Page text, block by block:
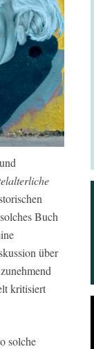
Buch
über
kritisiert
solche